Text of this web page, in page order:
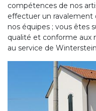
compétences de nos
effectuer un ravalement
nos équipes ; vous êtes
qualité et conforme aux
au service de